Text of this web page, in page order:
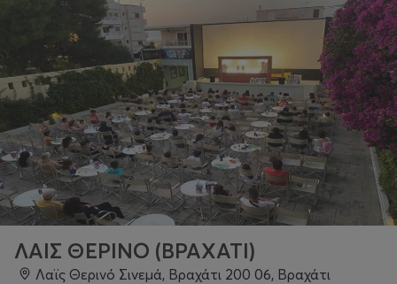
ΛΑΙΣ ΘΕΡΙΝΟ (ΒΡΑΧΑΤΙ)
Λαϊς Θερινό Σινεμά, Βραχάτι 200 06, Βραχάτι